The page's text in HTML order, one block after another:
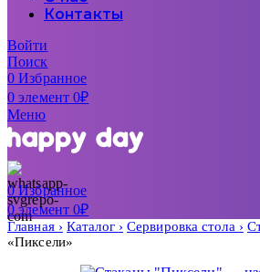
Контакты
Войти
Поиск
0Избранное
0элемент 0₽
Меню
0Избранное
0элемент 0₽
Главная Каталог Сервировка стола
«Пиксели»